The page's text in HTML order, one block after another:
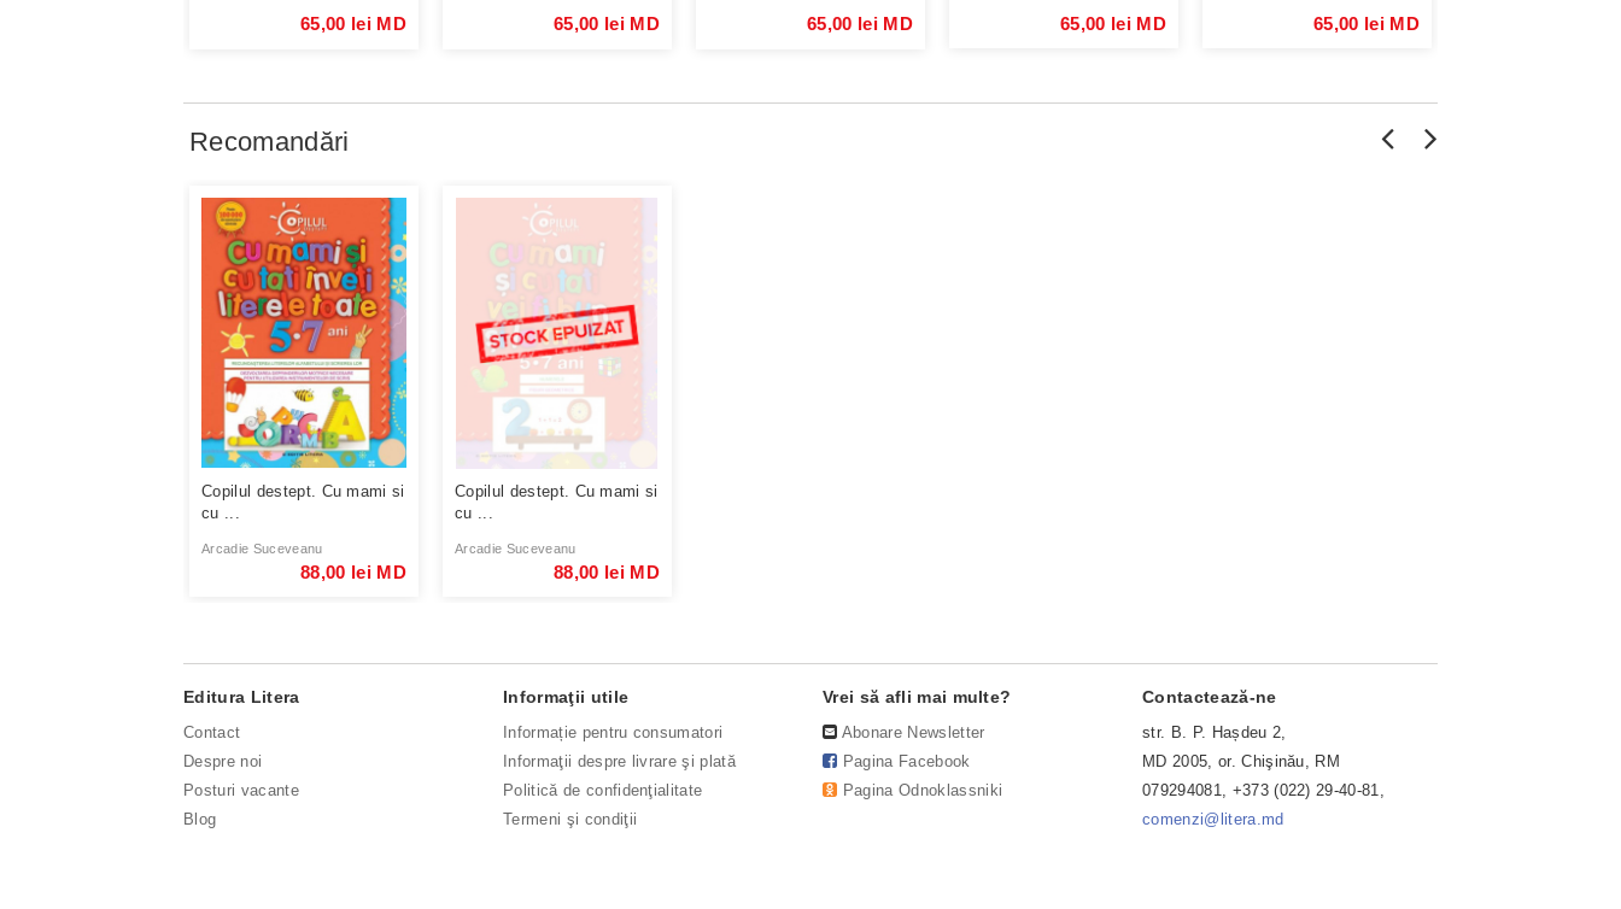
65,00 lei MD 65,00 lei MD 65,00 lei MD 65,00 lei MD 65,00 lei MD
Recomandări
Copilul destept. Cu mami si
cu ...
Arcadie Suceveanu
88,00 lei MD
Copilul destept. Cu mami si
cu ...
Arcadie Suceveanu
88,00 lei MD
Editura Litera
Contact
Despre noi
Posturi vacante
Blog
Informaţii utile
Informație pentru consumatori
Informaţii despre livrare şi plată
Politică de confidenţialitate
Termeni şi condiţii
Vrei să afli mai multe?
Abonare Newsletter
Pagina Facebook
Pagina Odnoklassniki
Contactează-ne
str. B. P. Hașdeu 2,
MD 2005, or. Chişinău, RM
079294081, +373 (022) 29-40-81,
comenzi@litera.md